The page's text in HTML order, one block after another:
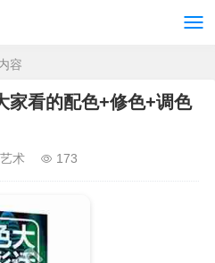
容
看的配色+修色+调色
艺术 173